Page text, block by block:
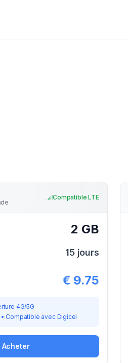
Compatible LTE
2 GB
15 jours
€ 9.75
4G/5G
• Compatible avec Digicel
Acheter